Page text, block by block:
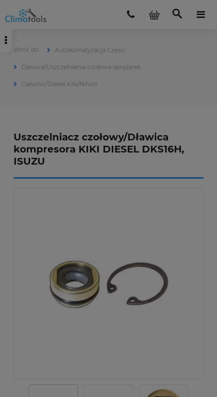
Autoklimatyzacja Części
Dławice/Uszczelnienia czołowe sprężarek
Calsonic/Diesel Kiki/Nihon
Uszczelniacz czołowy/Dławica
kompresora KIKI DIESEL DKS16H,
ISUZU